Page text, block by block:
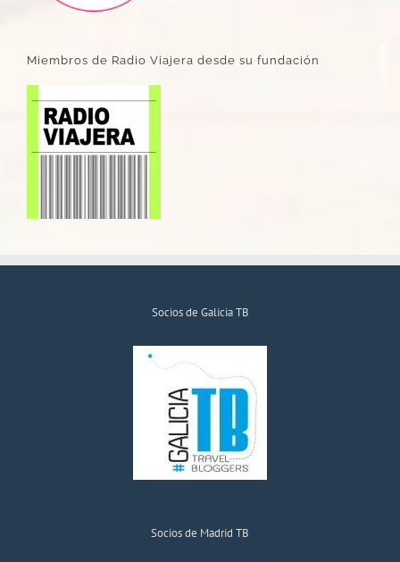
Miembros de Radio Viajera desde su fundación
Socios de Galicia TB
Socios de Madrid TB